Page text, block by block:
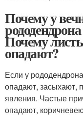
Почему у
Почему
опадают?
Если у
опадают, засыхают,
явления. Частые
опадают,